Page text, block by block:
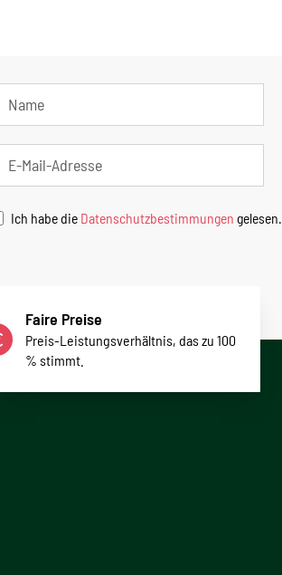
Ich habe die Datenschutzbestimmungen gelesen.
Faire Preise
Preis-Leistungsverhältnis, das zu 100
% stimmt.